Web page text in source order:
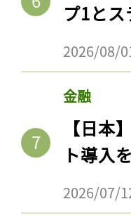
プ1と
2026/08/
金融
【日本
ト導入
2026/07/
記